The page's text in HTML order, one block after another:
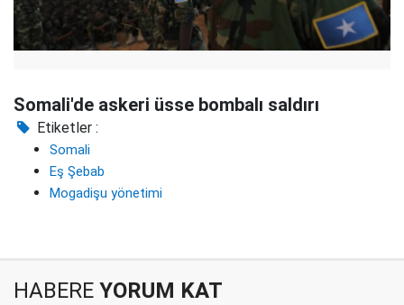
Somali'de askeri üsse bombalı saldırı
Etiketler :
Somali
Eş Şebab
Mogadişu yönetimi
HABERE YORUM KAT